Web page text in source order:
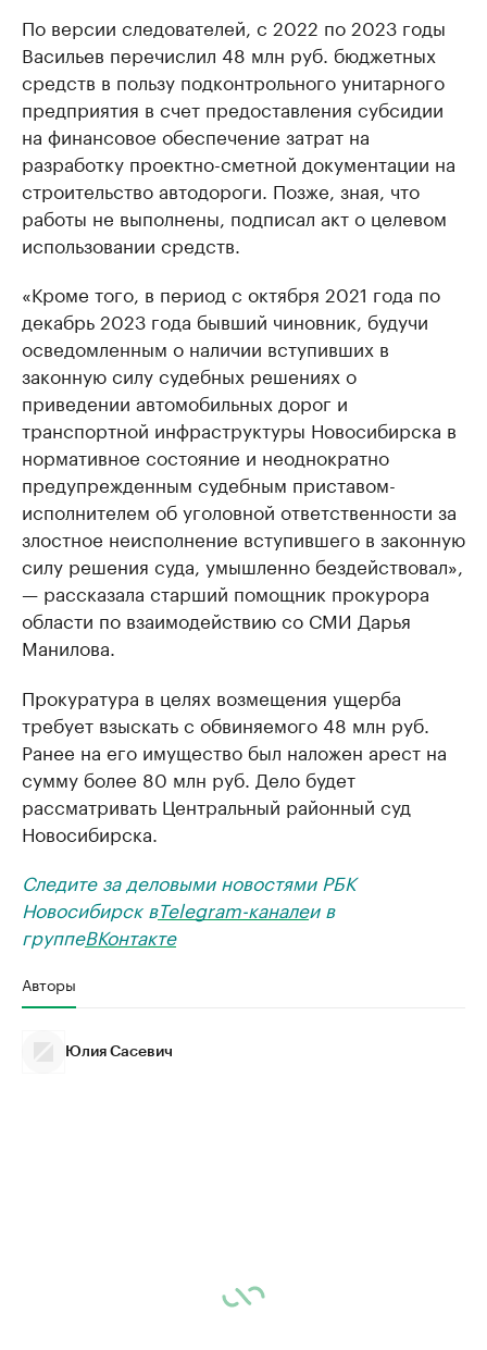
По версии следователей, с 2022 по 2023 годы
Васильев перечислил 48 млн руб. бюджетных
средств в пользу подконтрольного унитарного
предприятия в счет предоставления субсидии
на финансовое обеспечение затрат на
разработку проектно-сметной документации на
строительство автодороги. Позже, зная, что
работы не выполнены, подписал акт о целевом
использовании средств.
«Кроме того, в период с октября 2021 года по
декабрь 2023 года бывший чиновник, будучи
осведомленным о наличии вступивших в
законную силу судебных решениях о
приведении автомобильных дорог и
транспортной инфраструктуры Новосибирска в
нормативное состояние и неоднократно
предупрежденным судебным приставом-
исполнителем об уголовной ответственности за
злостное неисполнение вступившего в законную
силу решения суда, умышленно бездействовал»,
— рассказала старший помощник прокурора
области по взаимодействию со СМИ Дарья
Манилова.
Прокуратура в целях возмещения ущерба
требует взыскать с обвиняемого 48 млн руб.
Ранее на его имущество был наложен арест на
сумму более 80 млн руб. Дело будет
рассматривать Центральный районный суд
Новосибирска.
Следите за деловыми новостями РБК
Новосибирск вTelegram-каналеи в
группеВКонтакте
Авторы
Юлия Сасевич